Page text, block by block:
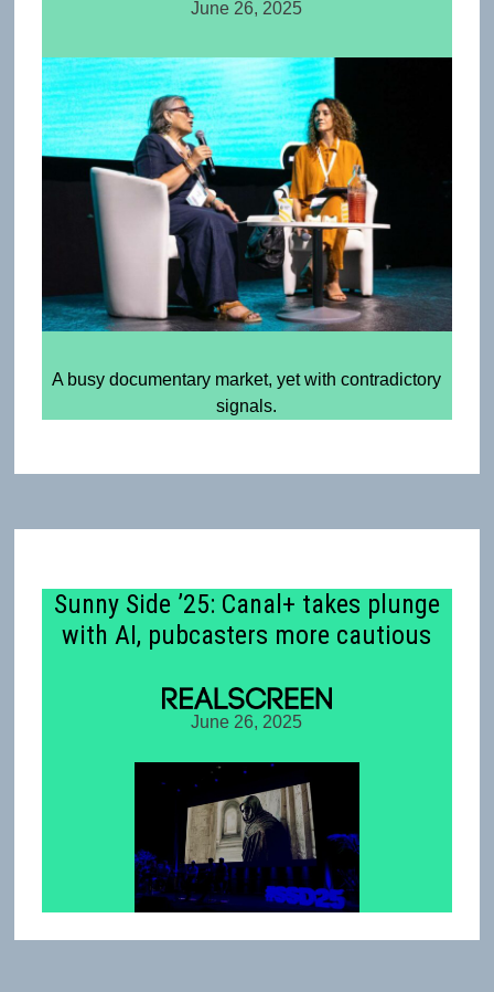
June 26, 2025
A busy documentary market, yet with contradictory
signals.
Sunny Side ’25: Canal+ takes plunge
with AI, pubcasters more cautious
June 26, 2025